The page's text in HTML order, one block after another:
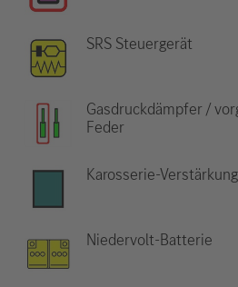
SRS Steuergerät
Gasdruckdämpfer /
Feder
Karosserie-Verstärkung
Niedervolt-Batterie